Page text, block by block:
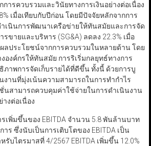
ารควบรวมและวินัยทางการเงินอย่างต่อเนื่อง
เมื่อเทียบกับปีก่อน โดยมีปัจจัยหลักจากการ
เนินการพัฒนาเครือข่ายให้ทันสมัยและการจัด
ขายและบริหาร (SG&A) ลดลง 22.3% เมื่อ
ลประโยชน์จากการควบรวมในหลายด้าน โดย
องค์กรให้ทันสมัย การริเริ่มกลยุทธ์ทางการ
ภาพการจัดเก็บรายได้ที่ดีขึ้น ทั้งนี้ ด้วยการบู
งานที่มุ่งเน้นความสามารถในการทำกำไร
นสามารถควบคุมค่าใช้จ่ายในการดำเนินงาน
งต่อเนื่อง
เพิ่มขึ้นของ EBITDA จำนวน 5.8 พันล้านบาท
ร ซึ่งนับเป็นการเติบโตของ EBITDA เป็น
รับไตรมาสที่ 4/2567 EBITDA เพิ่มขึ้น 12.0%